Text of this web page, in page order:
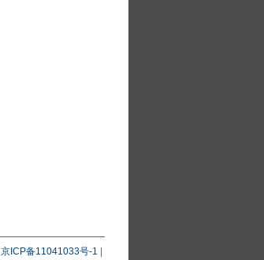
京ICP备11041033号-1